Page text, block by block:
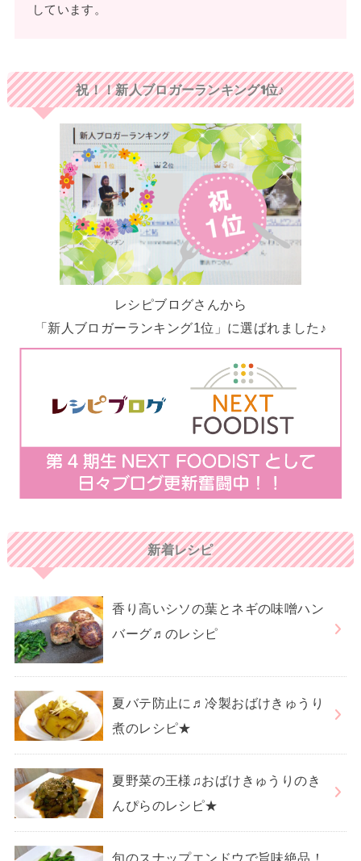
しています。
祝！！新人ブロガーランキング1位♪
レシピブログさんから
「新人ブロガーランキング1位」に選ばれました♪
新着レシピ
香り高いシソの葉とネギの味噌ハン
バーグ♬のレシピ
夏バテ防止に♬冷製おばけきゅうり
煮のレシピ★
夏野菜の王様♫おばけきゅうりのき
んぴらのレシピ★
旬のスナップエンドウで旨味絶品！